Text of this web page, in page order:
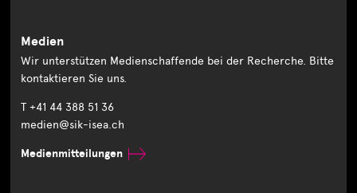
Medien
Wir unterstützen Medienschaffende bei der Recherche. Bitte
kontaktieren Sie uns.
T +41 44 388 51 36
medien@sik-isea.ch
Medienmitteilungen